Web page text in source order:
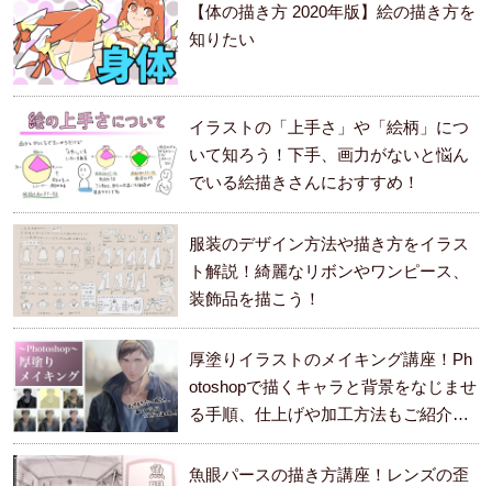
【体の描き方 2020年版】絵の描き方を
知りたい
イラストの「上手さ」や「絵柄」につ
いて知ろう！下手、画力がないと悩ん
でいる絵描きさんにおすすめ！
服装のデザイン方法や描き方をイラス
ト解説！綺麗なリボンやワンピース、
装飾品を描こう！
厚塗りイラストのメイキング講座！Ph
otoshopで描くキャラと背景をなじませ
る手順、仕上げや加工方法もご紹介し
ます。
魚眼パースの描き方講座！レンズの歪